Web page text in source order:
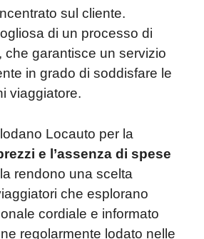
sul cliente.
di un processo di
che garantisce un servizio
in grado di soddisfare le
viaggiatore.
Locauto per la
e l’assenza di spese
rendono una scelta
che esplorano
cordiale e informato
regolarmente lodato nelle